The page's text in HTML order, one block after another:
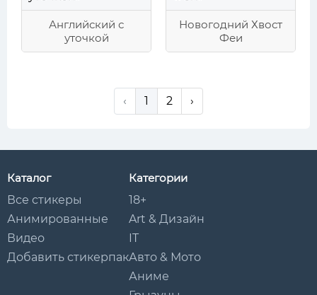
Английский с
уточкой
Новогодний Хвост
Феи
‹ 1 2 ›
Каталог
Все стикеры
Анимированные
Видео
Добавить стикерпак
Категории
18+
Art & Дизайн
IT
Авто & Мото
Аниме